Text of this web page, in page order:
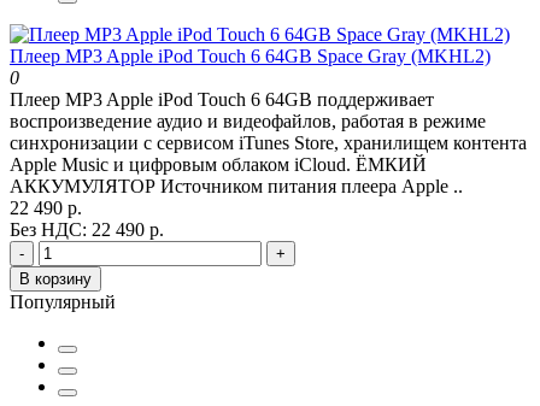
Плеер MP3 Apple iPod Touch 6 64GB Space Gray (MKHL2)
0
Плеер MP3 Apple iPod Touch 6 64GB поддерживает
воспроизведение аудио и видеофайлов, работая в режиме
синхронизации с сервисом iTunes Store, хранилищем контента
Apple Music и цифровым облаком iCloud. ЁМКИЙ
АККУМУЛЯТОР Источником питания плеера Apple ..
22 490 р.
Без НДС: 22 490 р.
-
+
В корзину
Популярный